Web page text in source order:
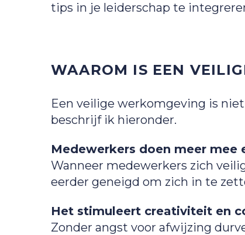
tips in je leiderschap te
WAAROM IS EEN
Een veilige werkomgeving is
beschrijf ik hieronder.
Medewerkers doen meer mee
Wanneer medewerkers zich
eerder geneigd om zich in te
Het stimuleert creativiteit en
Zonder angst voor afwijzing